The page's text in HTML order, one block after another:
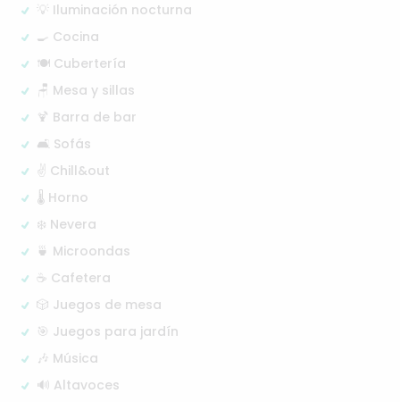
💡 Iluminación nocturna
🍳 Cocina
🍽️ Cubertería
🪑 Mesa y sillas
🍹 Barra de bar
🛋️ Sofás
✌️ Chill&out
🌡️ Horno
❄️ Nevera
🍵 Microondas
☕ Cafetera
🎲 Juegos de mesa
🎯 Juegos para jardín
🎶 Música
🔊 Altavoces